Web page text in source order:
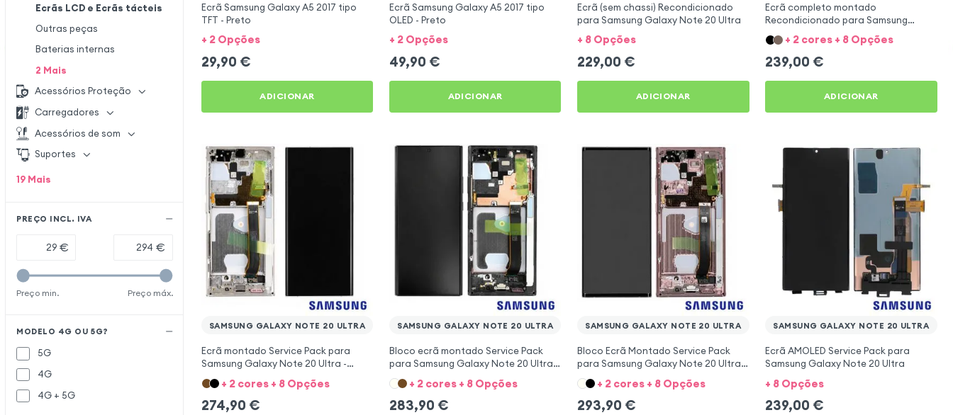
Ecrãs LCD e Ecrãs tácteis
Outras peças
Baterias internas
2 Mais
Acessórios Proteção
Carregadores
Acessórios de som
Suportes
19 Mais
PREÇO INCL. IVA
€ €
Preço min. Preço máx.
MODELO 4G OU 5G?
5G
4G
4G + 5G
Ecrã Samsung Galaxy A5 2017 tipo
TFT - Preto
+ 2 Opções
29,90 €
ADICIONAR
Ecrã Samsung Galaxy A5 2017 tipo
OLED - Preto
+ 2 Opções
49,90 €
ADICIONAR
Ecrã (sem chassi) Recondicionado
para Samsung Galaxy Note 20 Ultra
+ 8 Opções
229,00 €
ADICIONAR
Ecrã completo montado
Recondicionado para Samsung
Galaxy Note 20 Ultra - Branco
+ 2 cores + 8 Opções
239,00 €
ADICIONAR
SAMSUNG GALAXY NOTE 20 ULTRA
Ecrã montado Service Pack para
Samsung Galaxy Note 20 Ultra -
Branco
+ 2 cores + 8 Opções
274,90 €
SAMSUNG GALAXY NOTE 20 ULTRA
Bloco ecrã montado Service Pack
para Samsung Galaxy Note 20 Ultra -
Preto
+ 2 cores + 8 Opções
283,90 €
SAMSUNG GALAXY NOTE 20 ULTRA
Bloco Ecrã Montado Service Pack
para Samsung Galaxy Note 20 Ultra -
Bronze
+ 2 cores + 8 Opções
293,90 €
SAMSUNG GALAXY NOTE 20 ULTRA
Ecrã AMOLED Service Pack para
Samsung Galaxy Note 20 Ultra
+ 8 Opções
239,00 €